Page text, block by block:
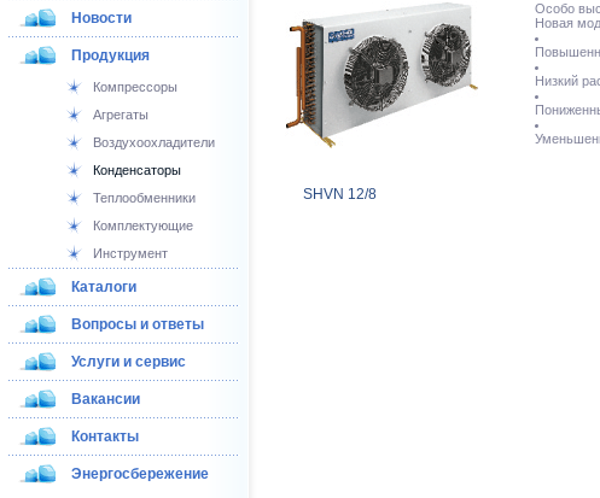
Новости
Продукция
Компрессоры
Агрегаты
Воздухоохладители
Конденсаторы
Теплообменники
Комплектующие
Инструмент
Каталоги
Вопросы и ответы
Услуги и сервис
Вакансии
Контакты
Энергосбережение
Особо
Новая
Низкий
SHVN 12/8